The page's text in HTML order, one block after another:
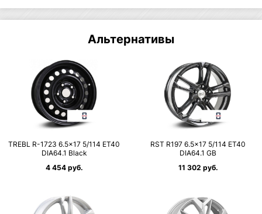
Альтернативы
TREBL R-1723 6.5×17 5/114 ET40
DIA64.1 Black
4 454 руб.
RST R197 6.5×17 5/114 ET40
DIA64.1 GB
11 302 руб.